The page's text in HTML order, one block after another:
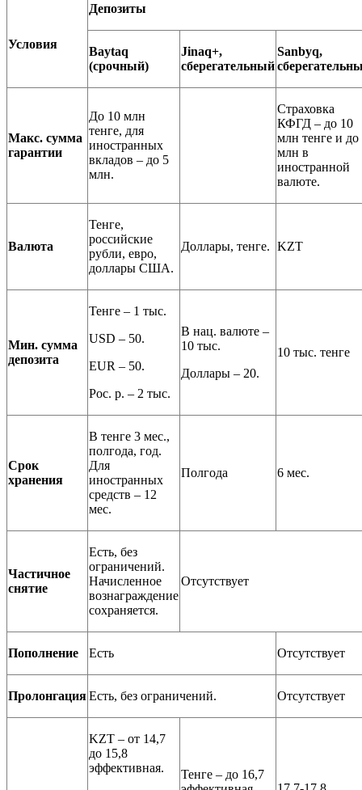
Условия
Депозиты
Baytaq
(срочный)
Jinaq+,
сберегательный
Sanbyq,
Макс. сумма
гарантии
До 10 млн
тенге, для
иностранных
вкладов – до 5
млн.
Страховка
КФГД – до 10
млн тенге и до
млн в
иностранной
валюте.
Валюта
Тенге,
российские
рубли, евро,
доллары США.
Доллары, тенге. KZT
Мин. сумма
депозита
Тенге – 1 тыс.
USD – 50.
EUR – 50.
Рос. р. – 2 тыс.
В нац. валюте –
10 тыс.
Доллары – 20.
10 тыс. тенге
Срок
хранения
В тенге 3 мес.,
полгода, год.
Для
иностранных
средств – 12
мес.
Полгода 6 мес.
Частичное
снятие
Есть, без
ограничений.
Начисленное
вознаграждение
сохраняется.
Отсутствует
Пополнение Есть Отсутствует
ПролонгацияЕсть, без ограничений. Отсутствует
KZT – от 14,7
до 15,8
эффективная.
Тенге – до 16,7